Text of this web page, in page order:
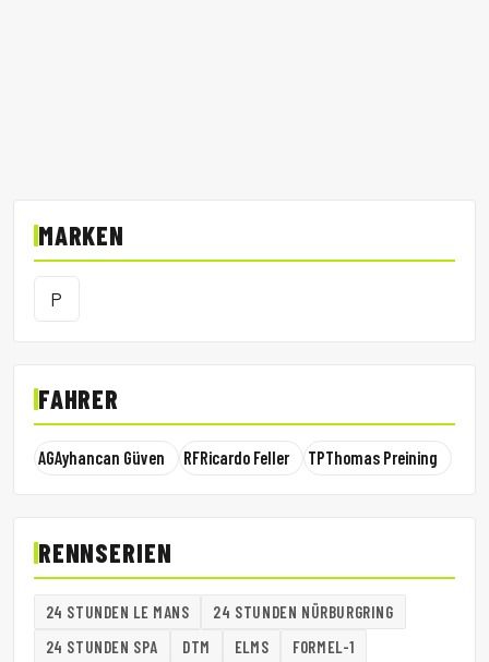
MARKEN
P
FAHRER
AGAyhancan Güven RFRicardo Feller TPThomas Preining
RENNSERIEN
24 STUNDEN LE MANS
24 STUNDEN NÜRBURGRING
24 STUNDEN SPA
DTM ELMS
FORMEL-1